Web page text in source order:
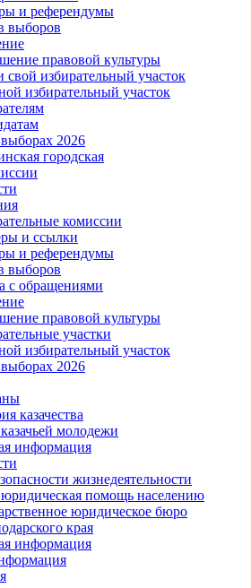
и референдумы
выборов
правовой культуры
свой избирательный участок
избирательный участок
2026
городская
комиссии
и ссылки
и референдумы
выборов
с обращениями
правовой культуры
участки
избирательный участок
2026
казачества
молодежи
информация
жизнедеятельности
юридическая помощь населению
юридическое бюро
края
информация